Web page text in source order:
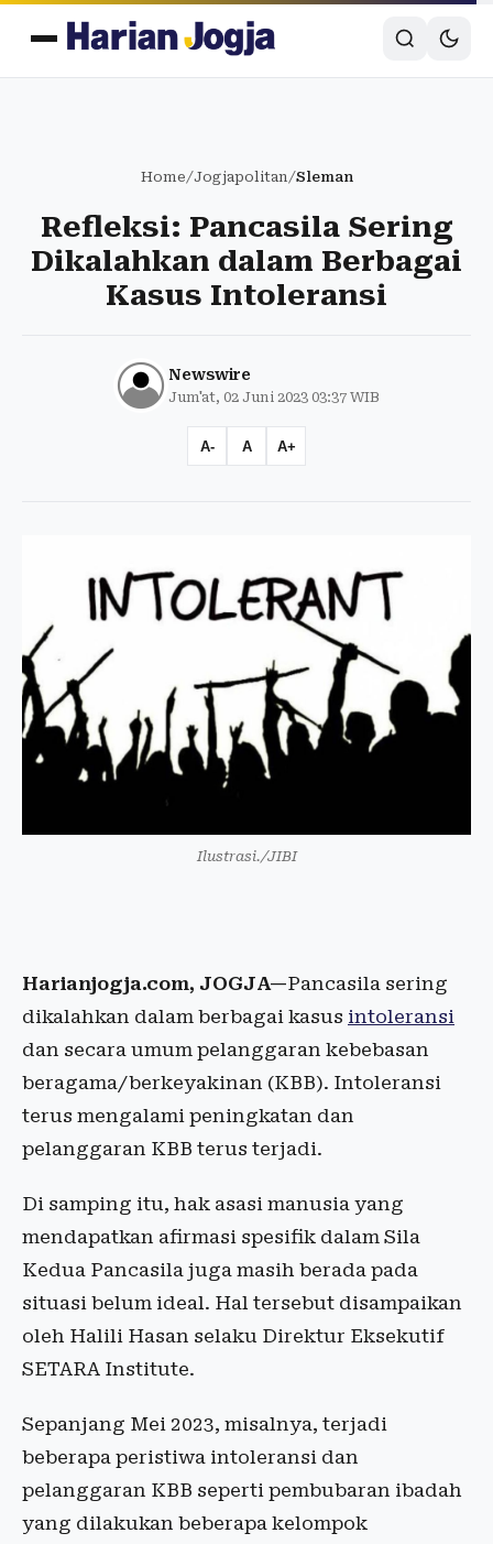
Home/Jogjapolitan/Sleman
Refleksi: Pancasila Sering
Dikalahkan dalam Berbagai
Kasus Intoleransi
Newswire
Jum'at, 02 Juni 2023 03:37 WIB
A- A A+
Ilustrasi./JIBI
Harianjogja.com, JOGJA—Pancasila sering
dikalahkan dalam berbagai kasus intoleransi
dan secara umum pelanggaran kebebasan
beragama/berkeyakinan (KBB). Intoleransi
terus mengalami peningkatan dan
pelanggaran KBB terus terjadi.
Di samping itu, hak asasi manusia yang
mendapatkan afirmasi spesifik dalam Sila
Kedua Pancasila juga masih berada pada
situasi belum ideal. Hal tersebut disampaikan
oleh Halili Hasan selaku Direktur Eksekutif
SETARA Institute.
Sepanjang Mei 2023, misalnya, terjadi
beberapa peristiwa intoleransi dan
pelanggaran KBB seperti pembubaran ibadah
yang dilakukan beberapa kelompok